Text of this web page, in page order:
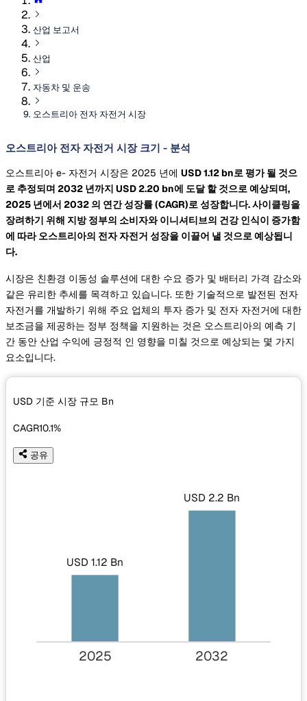
산업 보고서
산업
자동차 및 운송
오스트리아 전자 자전거 시장
오스트리아 전자 자전거 시장 크기 - 분석
오스트리아 e- 자전거 시장은 2025 년에 USD 1.12 bn로 평가 될 것으
로 추정되며 2032 년까지 USD 2.20 bn에 도달 할 것으로 예상되며,
2025 년에서 2032 의 연간 성장률(CAGR)로 성장합니다. 사이클링을
장려하기 위해 지방 정부의 소비자와 이니셔티브의 건강 인식이 증가함
에 따라 오스트리아의 전자 자전거 성장을 이끌어 낼 것으로 예상됩니
다.
시장은 친환경 이동성 솔루션에 대한 수요 증가 및 배터리 가격 감소와
같은 유리한 추세를 목격하고 있습니다. 또한 기술적으로 발전된 전자
자전거를 개발하기 위해 주요 업체의 투자 증가 및 전자 자전거에 대한
보조금을 제공하는 정부 정책을 지원하는 것은 오스트리아의 예측 기
간 동안 산업 수익에 긍정적 인 영향을 미칠 것으로 예상되는 몇 가지
요소입니다.
USD 기준 시장 규모 Bn
CAGR10.1%
공유
USD 1.12 Bn
USD 2.2 Bn
2025 2032